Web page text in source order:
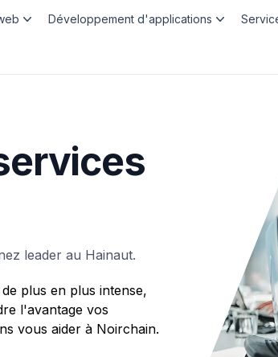
Développement d'applications
leader au Hainaut.
plus en plus intense,
l'avantage vos
vous aider à Noirchain.